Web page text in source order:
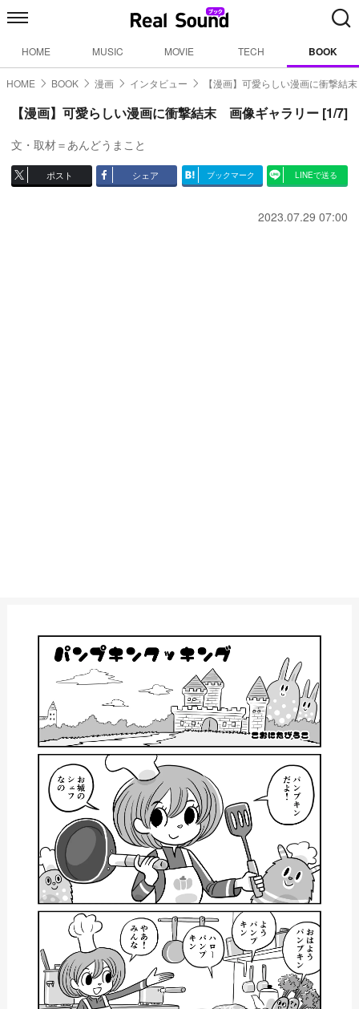
HOME MUSIC MOVIE TECH BOOK
HOME BOOK 漫画 インタビュー 【漫画】可愛らしい漫画に衝撃結末
【漫画】可愛らしい漫画に衝撃結末 画像ギャラリー [1/7]
文・取材＝あんどうまこと
ポスト シェア ブックマーク LINEで送る
2023.07.29 07:00